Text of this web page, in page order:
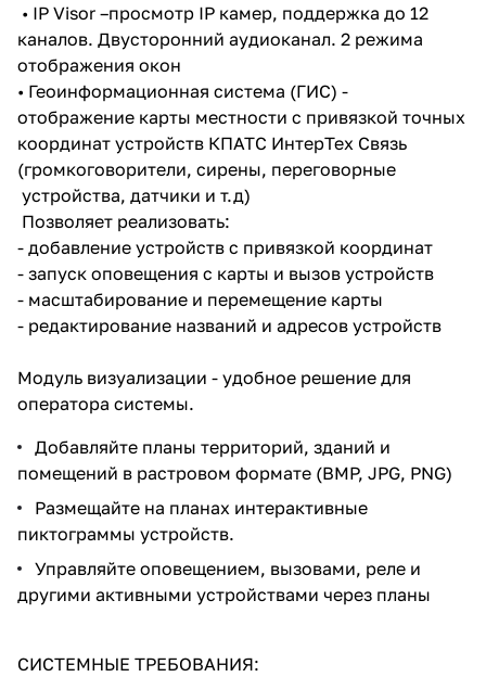
• IP Visor –просмотр IP камер, поддержка до 12
каналов. Двусторонний аудиоканал. 2 режима
отображения окон
• Геоинформационная система (ГИС) -
отображение карты местности с привязкой точных
координат устройств КПАТС ИнтерТех Связь
(громкоговорители, сирены, переговорные
устройства, датчики и т.д)
Позволяет реализовать:
- добавление устройств с привязкой координат
- запуск оповещения с карты и вызов устройств
- масштабирование и перемещение карты
- редактирование названий и адресов устройств
Модуль визуализации - удобное решение для
оператора системы.
Добавляйте планы территорий, зданий и
помещений в растровом формате (BMP, JPG, PNG)
Размещайте на планах интерактивные
пиктограммы устройств.
Управляйте оповещением, вызовами, реле и
другими активными устройствами через планы
СИСТЕМНЫЕ ТРЕБОВАНИЯ: